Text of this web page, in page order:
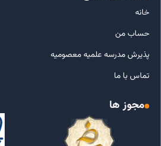
خانه
حساب من
پذیرش مدرسه علمیه معصومیه
تماس با ما
مجوز ها